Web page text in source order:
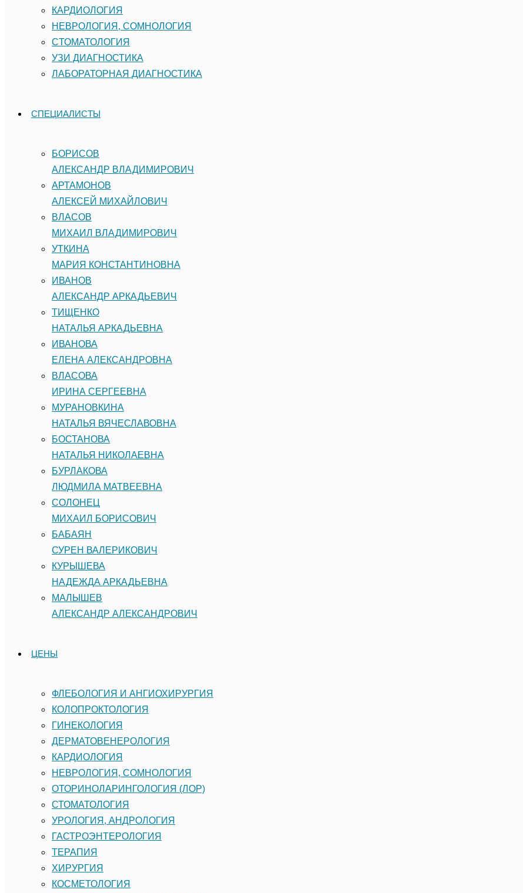
КАРДИОЛОГИЯ
НЕВРОЛОГИЯ, СОМНОЛОГИЯ
CТОМАТОЛОГИЯ
УЗИ ДИАГНОСТИКА
ЛАБОРАТОРНАЯ ДИАГНОСТИКА
СПЕЦИАЛИСТЫ
БОРИСОВ
АЛЕКСАНДР ВЛАДИМИРОВИЧ
АРТАМОНОВ
АЛЕКСЕЙ МИХАЙЛОВИЧ
ВЛАСОВ
МИХАИЛ ВЛАДИМИРОВИЧ
УТКИНА
МАРИЯ КОНСТАНТИНОВНА
ИВАНОВ
АЛЕКСАНДР АРКАДЬЕВИЧ
ТИЩЕНКО
НАТАЛЬЯ АРКАДЬЕВНА
ИВАНОВА
ЕЛЕНА АЛЕКСАНДРОВНА
ВЛАСОВА
ИРИНА СЕРГЕЕВНА
МУРАНОВКИНА
НАТАЛЬЯ ВЯЧЕСЛАВОВНА
БОСТАНОВА
НАТАЛЬЯ НИКОЛАЕВНА
БУРЛАКОВА
ЛЮДМИЛА МАТВЕЕВНА
СОЛОНЕЦ
МИХАИЛ БОРИСОВИЧ
БАБАЯН
СУРЕН ВАЛЕРИКОВИЧ
КУРЫШЕВА
НАДЕЖДА АРКАДЬЕВНА
МАЛЫШЕВ
АЛЕКСАНДР АЛЕКСАНДРОВИЧ
ЦЕНЫ
ФЛЕБОЛОГИЯ И АНГИОХИРУРГИЯ
КОЛОПРОКТОЛОГИЯ
ГИНЕКОЛОГИЯ
ДЕРМАТОВЕНЕРОЛОГИЯ
КАРДИОЛОГИЯ
НЕВРОЛОГИЯ, СОМНОЛОГИЯ
ОТОРИНОЛАРИНГОЛОГИЯ (ЛОР)
СТОМАТОЛОГИЯ
УРОЛОГИЯ, АНДРОЛОГИЯ
ГАСТРОЭНТЕРОЛОГИЯ
ТЕРАПИЯ
ХИРУРГИЯ
КОСМЕТОЛОГИЯ